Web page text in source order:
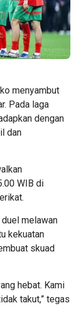
menyambut
Pada laga
dengan
dan
WIB di
melawan
kekuatan
skuad
hebat. Kami
takut,” tegas